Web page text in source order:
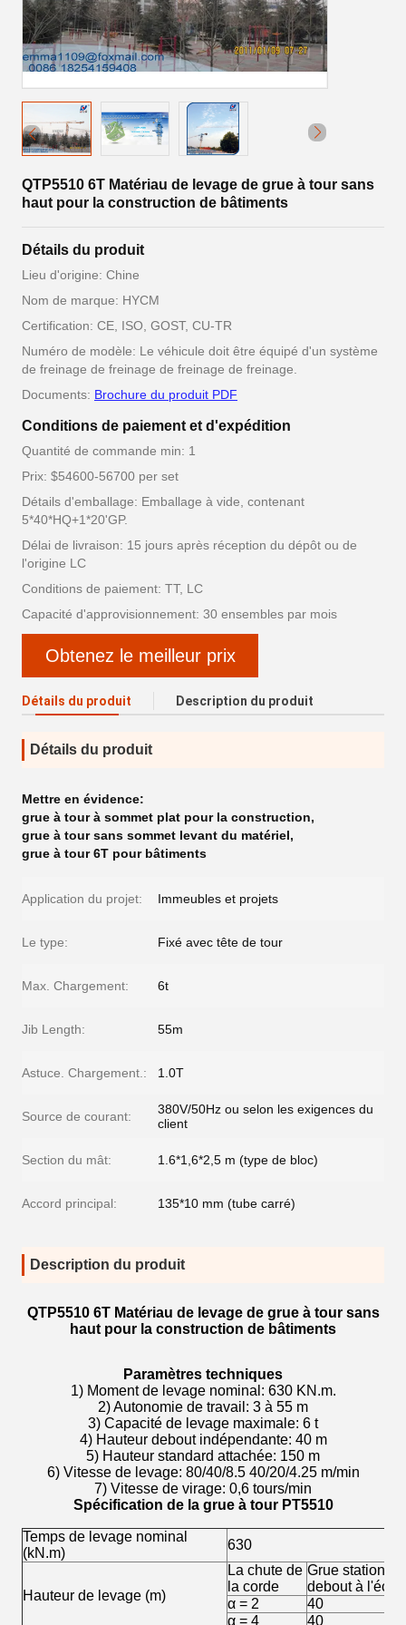
QTP5510 6T Matériau de levage de grue à tour sans
haut pour la construction de bâtiments
Détails du produit
Lieu d'origine: Chine
Nom de marque: HYCM
Certification: CE, ISO, GOST, CU-TR
Numéro de modèle: Le véhicule doit être équipé d'un système
de freinage de freinage de freinage de freinage.
Documents: Brochure du produit PDF
Conditions de paiement et d'expédition
Quantité de commande min: 1
Prix: $54600-56700 per set
Détails d'emballage: Emballage à vide, contenant
5*40*HQ+1*20'GP.
Délai de livraison: 15 jours après réception du dépôt ou de
l'origine LC
Conditions de paiement: TT, LC
Capacité d'approvisionnement: 30 ensembles par mois
Obtenez le meilleur prix
Détails du produit Description du produit
Détails du produit
Mettre en évidence:
grue à tour à sommet plat pour la construction,
grue à tour sans sommet levant du matériel,
grue à tour 6T pour bâtiments
Application du projet: Immeubles et projets
Le type: Fixé avec tête de tour
Max. Chargement: 6t
Jib Length: 55m
Astuce. Chargement.: 1.0T
Source de courant:
380V/50Hz ou selon les exigences du
client
Section du mât: 1.6*1,6*2,5 m (type de bloc)
Accord principal: 135*10 mm (tube carré)
Description du produit
QTP5510 6T Matériau de levage de grue à tour sans
haut pour la construction de bâtiments
Paramètres techniques
1) Moment de levage nominal: 630 KN.m.
2) Autonomie de travail: 3 à 55 m
3) Capacité de levage maximale: 6 t
4) Hauteur debout indépendante: 40 m
5) Hauteur standard attachée: 150 m
6) Vitesse de levage: 80/40/8.5 40/20/4.25 m/min
7) Vitesse de virage: 0,6 tours/min
Spécification de la grue à tour PT5510
Temps de levage nominal
(kN.m)
630
Hauteur de levage (m)
La chute de
la corde
Grue
debout à l'écart
α = 2
40
α = 4
40